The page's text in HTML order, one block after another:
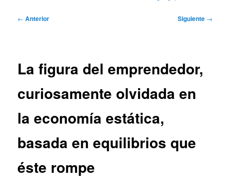
Navegación
← Anterior Siguiente →
La figura del emprendedor,
curiosamente olvidada en
la economía estática,
basada en equilibrios que
éste rompe